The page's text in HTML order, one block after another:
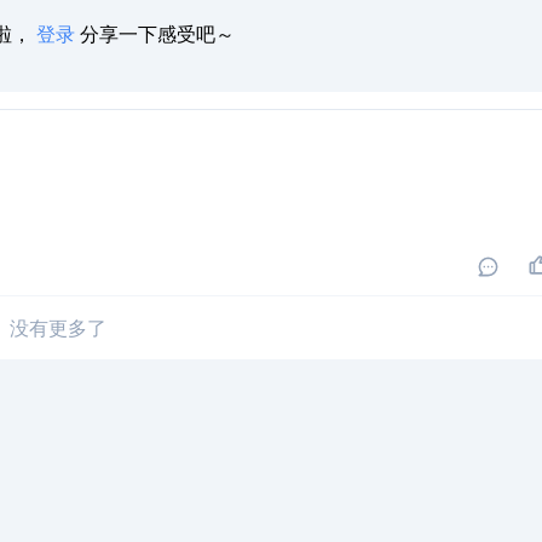
， 登录分享一下感受吧～
没有更多了